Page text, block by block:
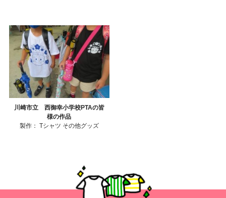
川崎市立 西御幸小学校PTAの皆
様の作品
製作： Tシャツ その他グッズ